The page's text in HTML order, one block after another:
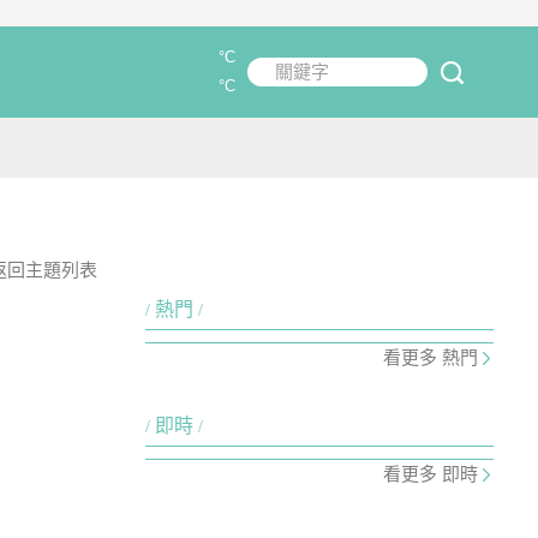
關鍵字
°C
°C
回主題列表
熱門
看更多 熱門
即時
看更多 即時